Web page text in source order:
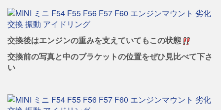
交換後はエンジンの重みを支えていてもこの状態
交換前の写真と中のブラケットの位置をぜひ見比べて下さ
い